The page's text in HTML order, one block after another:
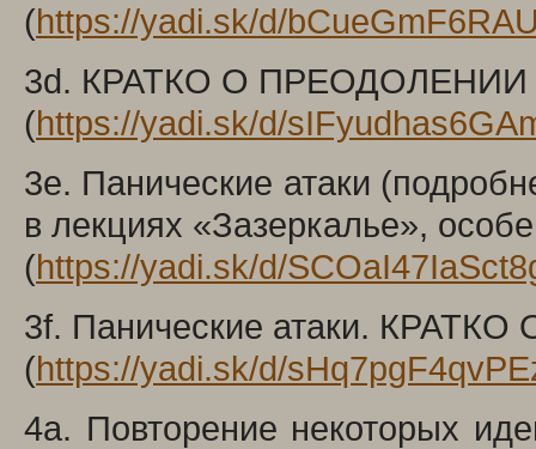
(https://yadi.sk/d/
3d. КРАТКО О ПРЕОДОЛЕНИИ
(https://yadi.sk/d/
3e. Панические атаки
в лекциях «Зазеркалье»,
(https://yadi.sk/d/
3f. Панические атаки.
(https://yadi.sk/d/
4a. Повторение некоторых